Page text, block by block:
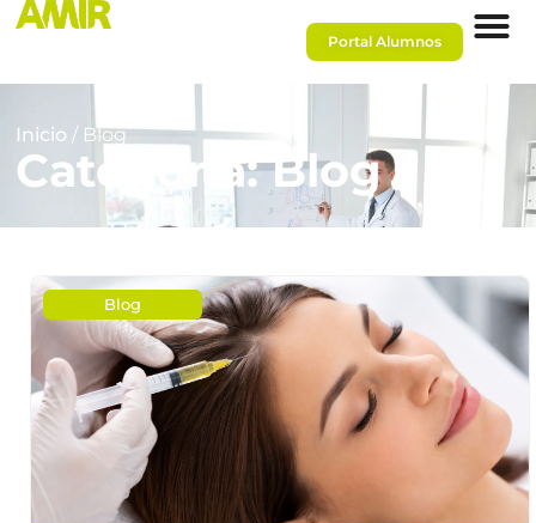
Portal Alumnos
Inicio / Blog
Categoría: Blog
Blog